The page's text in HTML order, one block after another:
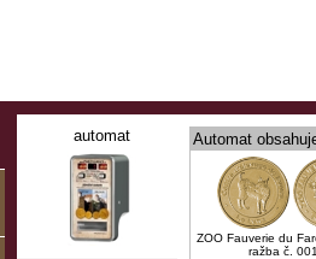
automat Automat
ZOO Fauverie du
ražba č.